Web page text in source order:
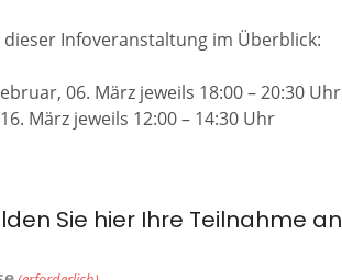
dieser Infoveranstaltung im Überblick:
06. März jeweils 18:00 – 20:30 Uhr
März jeweils 12:00 – 14:30 Uhr
Sie hier Ihre Teilnahme an